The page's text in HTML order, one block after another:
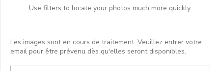
Use filters to locate your photos much more quickly.
Les images sont en cours de traitement. Veuillez entrer votre
email pour être prévenu dès qu'elles seront disponibles.